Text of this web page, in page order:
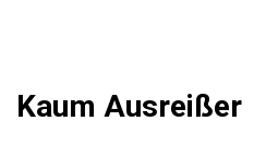
Kaum Ausreißer